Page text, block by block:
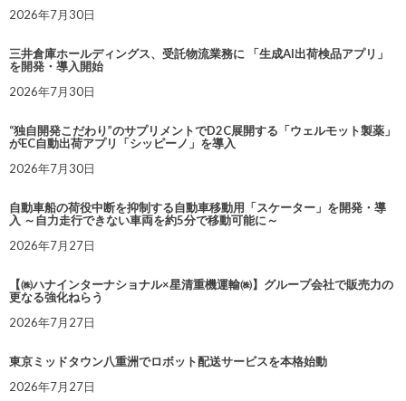
2026年7月30日
三井倉庫ホールディングス、受託物流業務に 「生成AI出荷検品アプリ」
を開発・導入開始
2026年7月30日
“独自開発こだわり”のサプリメントでD2C展開する「ウェルモット製薬」
がEC自動出荷アプリ「シッピーノ」を導入
2026年7月30日
自動車船の荷役中断を抑制する自動車移動用「スケーター」を開発・導
入 ～自力走行できない車両を約5分で移動可能に～
2026年7月27日
【㈱ハナインターナショナル×星清重機運輸㈱】グループ会社で販売力の
更なる強化ねらう
2026年7月27日
東京ミッドタウン八重洲でロボット配送サービスを本格始動
2026年7月27日